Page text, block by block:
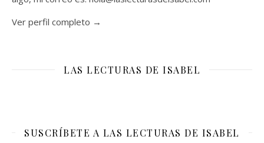
Ver perfil completo →
LAS LECTURAS DE ISABEL
SUSCRÍBETE A LAS LECTURAS DE ISABEL